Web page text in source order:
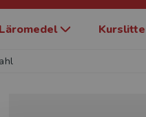
Läromedel